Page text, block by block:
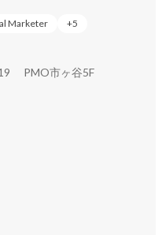
Marketer +5
19 PMO市ヶ谷5F